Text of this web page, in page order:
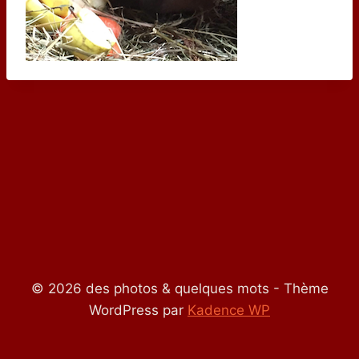
© 2026 des photos & quelques mots - Thème
WordPress par Kadence WP